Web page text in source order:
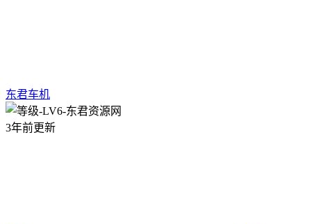
东君车机
3年前更新